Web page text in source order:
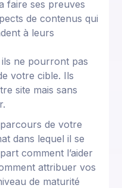
faire ses preuves
de contenus qui
à leurs
ils ne pourront pas
votre cible. Ils
site mais sans
de votre
dans lequel il se
comment l’aider
attribuer vos
de maturité